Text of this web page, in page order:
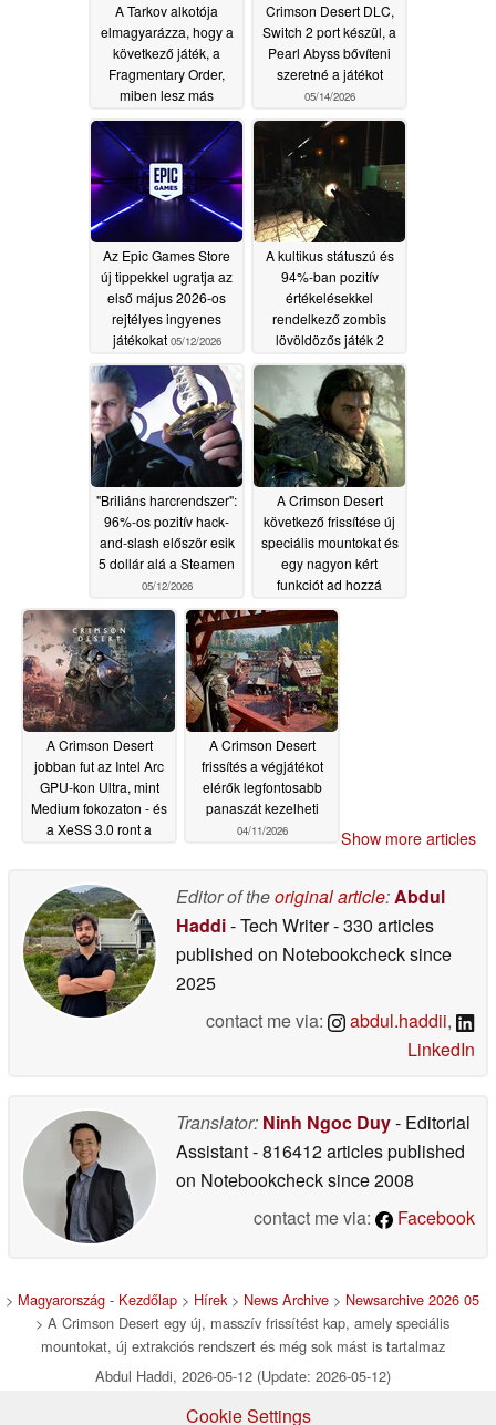
A Tarkov alkotója
elmagyarázza, hogy a
következő játék, a
Fragmentary Order,
miben lesz más
06/10/2026
Crimson Desert DLC,
Switch 2 port készül, a
Pearl Abyss bővíteni
szeretné a játékot
05/14/2026
Az Epic Games Store
új tippekkel ugratja az
első május 2026-os
rejtélyes ingyenes
játékokat 05/12/2026
A kultikus státuszú és
94%-ban pozitív
értékelésekkel
rendelkező zombis
lövöldözős játék 2
Steamen
05/12/2026
"Briliáns harcrendszer":
96%-os pozitív hack-
and-slash először esik
5 dollár alá a Steamen
05/12/2026
A Crimson Desert
következő frissítése új
speciális mountokat és
egy nagyon kért
funkciót ad hozzá
05/09/2026
A Crimson Desert
jobban fut az Intel Arc
GPU-kon Ultra, mint
Medium fokozaton - és
a XeSS 3.0 ront a
A Crimson Desert
frissítés a végjátékot
elérők legfontosabb
panaszát kezelheti
04/11/2026 Show more articles
Editor of theoriginal article:Abdul
Haddi- Tech Writer- 330 articles
published on Notebookchecksince
2025
contact me via:
abdul.haddii,
LinkedIn
Translator: Ninh Ngoc Duy- Editorial
Assistant- 816412 articles published
on Notebookchecksince 2008
contact me via:
Facebook
> Magyarország - Kezdőlap > Hírek> News Archive > Newsarchive 2026 05
> A Crimson Desert egy új, masszív frissítést kap, amely speciális
mountokat, új extrakciós rendszert és még sok mást is tartalmaz
Abdul Haddi, 2026-05-12 (Update: 2026-05-12)
Cookie Settings